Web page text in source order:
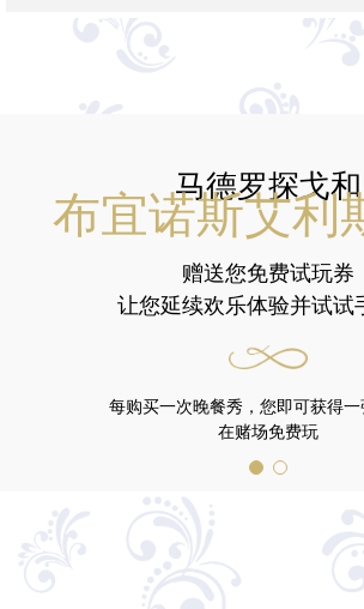
马德罗探戈和
布宜诺斯艾利
赠送您免费试玩券
让您延续欢乐体验并试试
每购买一次晚餐秀，您即可获得
在赌场免费玩